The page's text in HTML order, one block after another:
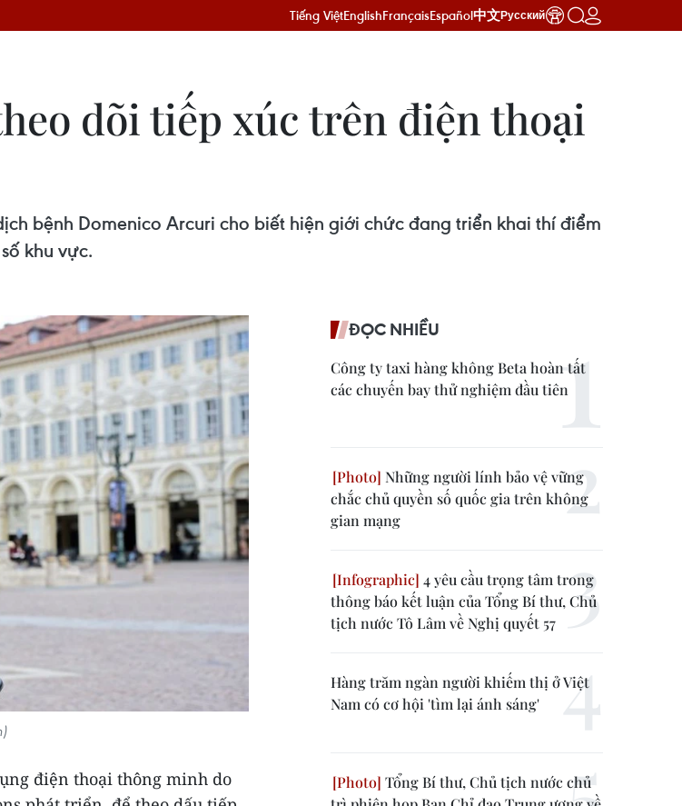
Tiếng ViệtEnglishFrançaisEspañol中文Русский
dõi tiếp xúc trên điện thoại
bệnh Domenico Arcuri cho biết hiện giới chức đang triển khai thí điểm
khu vực.
điện thoại thông minh do
ĐỌC NHIỀU
Công ty taxi hàng không Beta hoàn tất
các chuyến bay thử nghiệm đầu tiên
Những người lính bảo vệ vững
chắc chủ quyền số quốc gia trên không
gian mạng
4 yêu cầu trọng tâm trong
thông báo kết luận của Tổng Bí thư, Chủ
tịch nước Tô Lâm về Nghị quyết 57
Hàng trăm ngàn người khiếm thị ở Việt
Nam có cơ hội 'tìm lại ánh sáng'
Tổng Bí thư, Chủ tịch nước chủ